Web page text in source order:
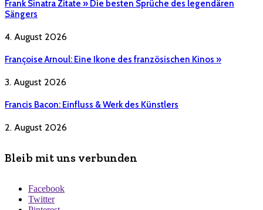
Frank Sinatra Zitate » Die besten Sprüche des legendären
Sängers
4. August 2026
Françoise Arnoul: Eine Ikone des französischen Kinos »
3. August 2026
Francis Bacon: Einfluss & Werk des Künstlers
2. August 2026
Bleib mit uns verbunden
Facebook
Twitter